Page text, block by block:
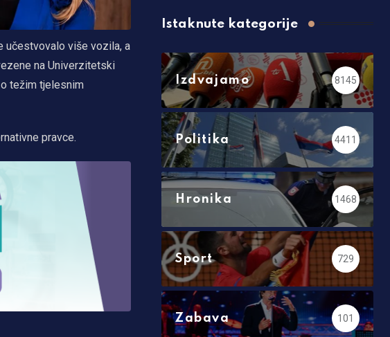
učestvovalo više vozila, a
na Univerzitetski
težim tjelesnim
pravce.
Istaknute kategorije
Izdvajamo 8145
Politika 4411
Hronika 1468
Sport 729
Zabava 101